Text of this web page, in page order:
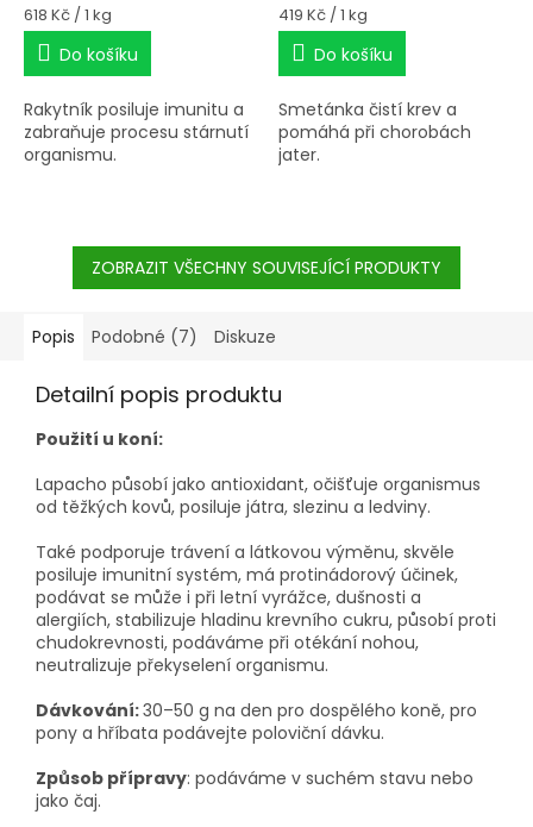
Měrná
cena:
618 Kč / 1 kg
Do košíku
Rakytník posiluje imunitu a
zabraňuje procesu stárnutí
organismu.
Měrná
cena:
419 Kč / 1 kg
Do košíku
Smetánka čistí krev a
pomáhá při chorobách
jater.
ZOBRAZIT VŠECHNY SOUVISEJÍCÍ PRODUKTY
Popis Podobné (7) Diskuze
Detailní popis produktu
Použití u koní:
Lapacho působí jako antioxidant, očišťuje organismus
od těžkých kovů, posiluje játra, slezinu a ledviny.
Také podporuje trávení a látkovou výměnu, skvěle
posiluje imunitní systém, má protinádorový účinek,
podávat se může i při letní vyrážce, dušnosti a
alergiích, stabilizuje hladinu krevního cukru, působí proti
chudokrevnosti, podáváme při otékání nohou,
neutralizuje překyselení organismu.
Dávkování:30–50 g na den pro dospělého koně, pro
pony a hříbata podávejte poloviční dávku.
Způsob přípravy: podáváme v suchém stavu nebo
jako čaj.